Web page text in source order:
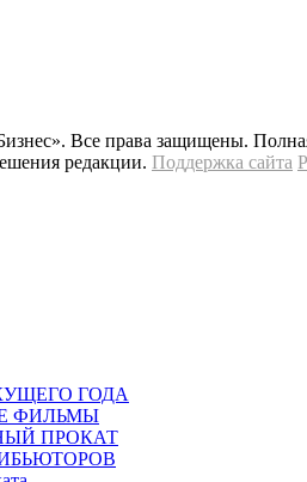
Все права защищены.
редакции. Поддержка сайта
ГОДА
ФИЛЬМЫ
ПРОКАТ